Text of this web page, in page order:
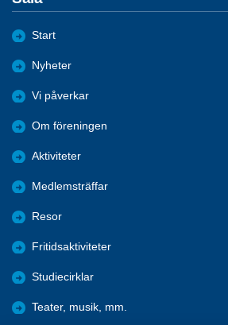
Start
Nyheter
Vi påverkar
Om föreningen
Aktiviteter
Medlemsträffar
Resor
Fritidsaktiviteter
Studiecirklar
Teater, musik, mm.